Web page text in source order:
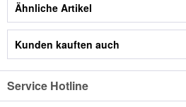
Ähnliche Artikel
Kunden kauften auch
Service Hotline